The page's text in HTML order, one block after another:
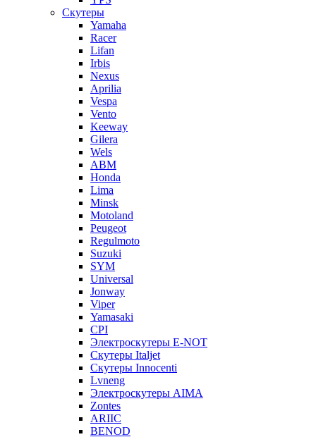
Скутеры
Yamaha
Racer
Lifan
Irbis
Nexus
Aprilia
Vespa
Vento
Keeway
Gilera
Wels
ABM
Honda
Lima
Minsk
Motoland
Peugeot
Regulmoto
Suzuki
SYM
Universal
Jonway
Viper
Yamasaki
CPI
Электроскутеры E-NOT
Скутеры Italjet
Скутеры Innocenti
Lvneng
Электроскутеры AIMA
Zontes
ARIIC
BENOD